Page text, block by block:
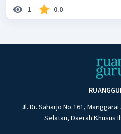
1 0.0
Jl. Dr. Saharjo No.161,
Selatan, Daerah Khusus